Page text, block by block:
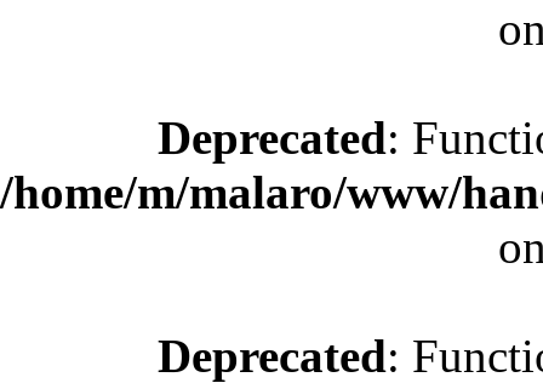
Deprecated:
/home/m/malaro/www/
Deprecated: